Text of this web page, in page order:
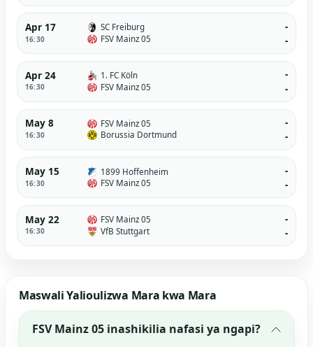
Apr 17
16:30
SC Freiburg
FSV Mainz 05
-
-
Apr 24
16:30
1. FC Köln
FSV Mainz 05
-
-
May 8
16:30
FSV Mainz 05
Borussia Dortmund
-
-
May 15
16:30
1899 Hoffenheim
FSV Mainz 05
-
-
May 22
16:30
FSV Mainz 05
VfB Stuttgart
-
-
Maswali Yalioulizwa Mara kwa Mara
FSV Mainz 05 inashikilia nafasi ya ngapi?